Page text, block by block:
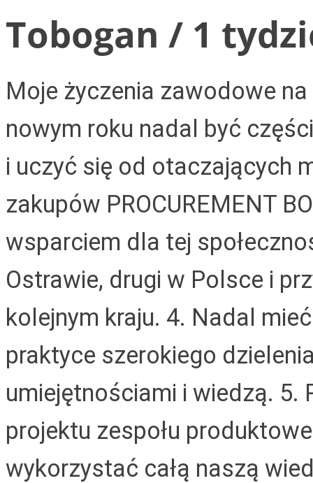
Tobogan / 1
Moje życzenia zawodowe
nowym roku nadal być
i uczyć się od otaczających
zakupów PROCUREMENT
wsparciem dla tej
Ostrawie, drugi w Polsce i
kolejnym kraju. 4. Nadal
praktyce szerokiego
umiejętnościami i wiedzą. 5.
projektu zespołu
wykorzystać całą naszą